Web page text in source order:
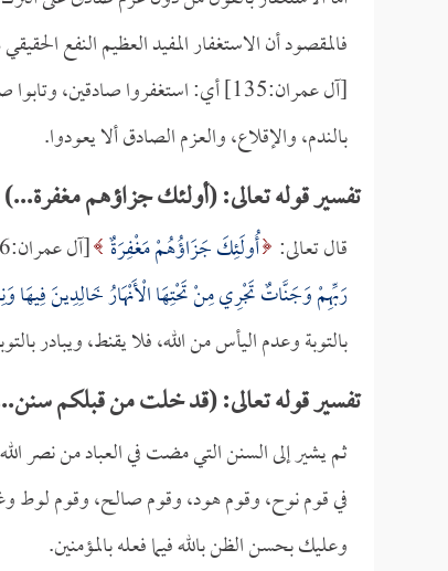
فالمقصود أن الاستغفار المفيد العظيم النفع
[آل عمران:135] أي: استغفروا
بالندم، والإقلاع، والعزم الصادق ألا يعودوا.
تفسير قوله تعالى: (أولئك جزاؤهم مغفرة...)
قال تعالى: أُولَئِكَ جَزَاؤُهُمْ مَغْفِرَةٌ [آل عمران:136] هذا جزاء التائبين المستغفرين الصادقين غير المصرين:
رَبِّهِمْ وَجَنَّاتٌ تَجْرِي مِنْ تَحْتِهَا الْأَنْهَارُ خَالِدِينَ فِيهَا
بالتوبة وعدم اليأس من الله، فلا يقنط، ويبادر
تفسير قوله تعالى: (قد خلت من قبلكم
ثم يشير إلى السنن التي مضت في العباد من نصر
في قوم نوح، وقوم هود، وقوم صالح، وقوم لوط
وعليك بحسن الظن بالله فيما فعله بالمؤمنين.